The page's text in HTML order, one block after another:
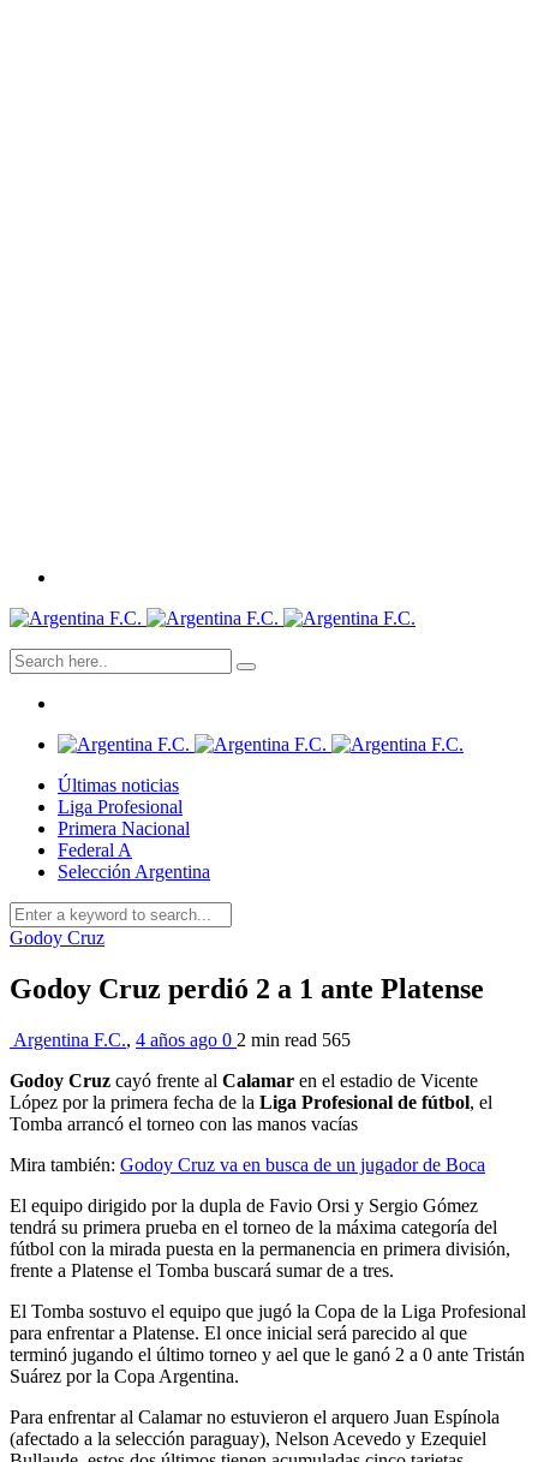
Últimas noticias
Liga Profesional
Primera Nacional
Federal A
Selección Argentina
Godoy Cruz
Godoy Cruz perdió 2 a 1 ante Platense
Argentina F.C., 4 años ago 0 2 min read 565
Godoy Cruz cayó frente al Calamar en el estadio de Vicente
López por la primera fecha de la Liga Profesional de fútbol, el
Tomba arrancó el torneo con las manos vacías
Mira también: Godoy Cruz va en busca de un jugador de Boca
El equipo dirigido por la dupla de Favio Orsi y Sergio Gómez
tendrá su primera prueba en el torneo de la máxima categoría del
fútbol con la mirada puesta en la permanencia en primera división,
frente a Platense el Tomba buscará sumar de a tres.
El Tomba sostuvo el equipo que jugó la Copa de la Liga Profesional
para enfrentar a Platense. El once inicial será parecido al que
terminó jugando el último torneo y ael que le ganó 2 a 0 ante Tristán
Suárez por la Copa Argentina.
Para enfrentar al Calamar no estuvieron el arquero Juan Espínola
(afectado a la selección paraguay), Nelson Acevedo y Ezequiel